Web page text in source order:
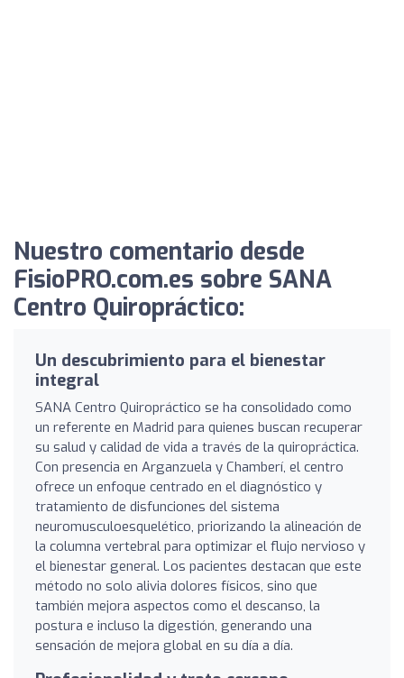
Nuestro comentario desde
FisioPRO.com.es sobre SANA
Centro Quiropráctico:
Un descubrimiento para el bienestar
integral
SANA Centro Quiropráctico se ha consolidado como
un referente en Madrid para quienes buscan recuperar
su salud y calidad de vida a través de la quiropráctica.
Con presencia en Arganzuela y Chamberí, el centro
ofrece un enfoque centrado en el diagnóstico y
tratamiento de disfunciones del sistema
neuromusculoesquelético, priorizando la alineación de
la columna vertebral para optimizar el flujo nervioso y
el bienestar general. Los pacientes destacan que este
método no solo alivia dolores físicos, sino que
también mejora aspectos como el descanso, la
postura e incluso la digestión, generando una
sensación de mejora global en su día a día.